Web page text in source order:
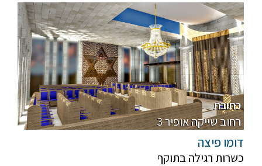
כתובת
3 רחוב שייקה אופיר
דומו פיצה
כשרות רגילה בתוקף